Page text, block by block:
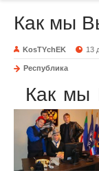
Как мы
KosTYchEK 13
Республика
Как мы